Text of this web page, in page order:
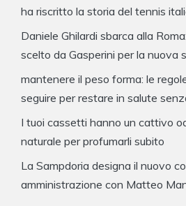
ha riscritto la storia del tennis
Daniele Ghilardi sbarca alla
scelto da Gasperini per la nuova
mantenere il peso forma: le
seguire per restare in salute
I tuoi cassetti hanno un cattivo
naturale per profumarli subito
La Sampdoria designa il nuovo
amministrazione con Matteo